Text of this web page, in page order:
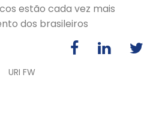
estão cada vez mais
dos brasileiros
URI FW